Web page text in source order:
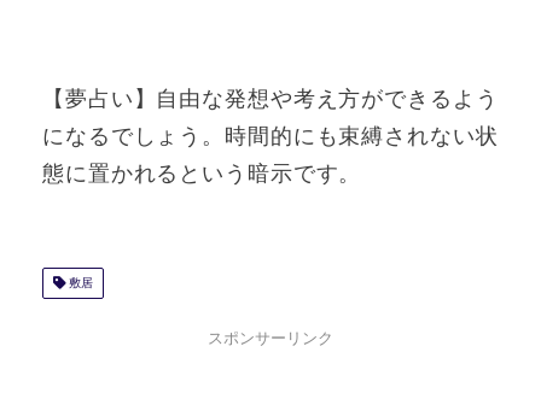
【夢占い】自由な発想や考え方ができるよう
になるでしょう。時間的にも束縛されない状
態に置かれるという暗示です。
敷居
スポンサーリンク